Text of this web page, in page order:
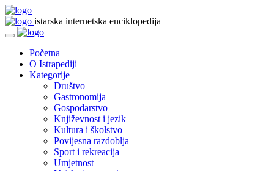
istarska internetska enciklopedija
Početna
O Istrapediji
Kategorije
Društvo
Gastronomija
Gospodarstvo
Književnost i jezik
Kultura i školstvo
Povijesna razdoblja
Sport i rekreacija
Umjetnost